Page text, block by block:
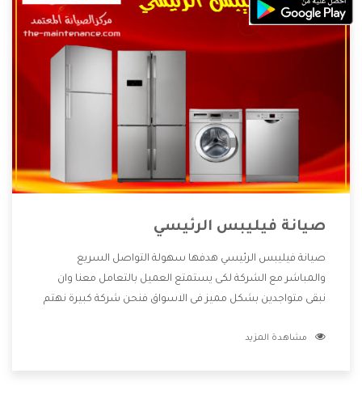
صيانة فيليبس الرئيسي
صيانة فيليبس الرئيسي هدفها سهولة التواصل السريع
والمباشر مع الشركة لكى يستمتع العميل بالتعامل معنا وان
نبقى متواجدين بشكل مميز فى الاسواق فنحن شركة كبيرة نهتم
الشركة بها والتى تكون منها خدمة الصيانة التى تكون من أهم
مشاهدة المزيد